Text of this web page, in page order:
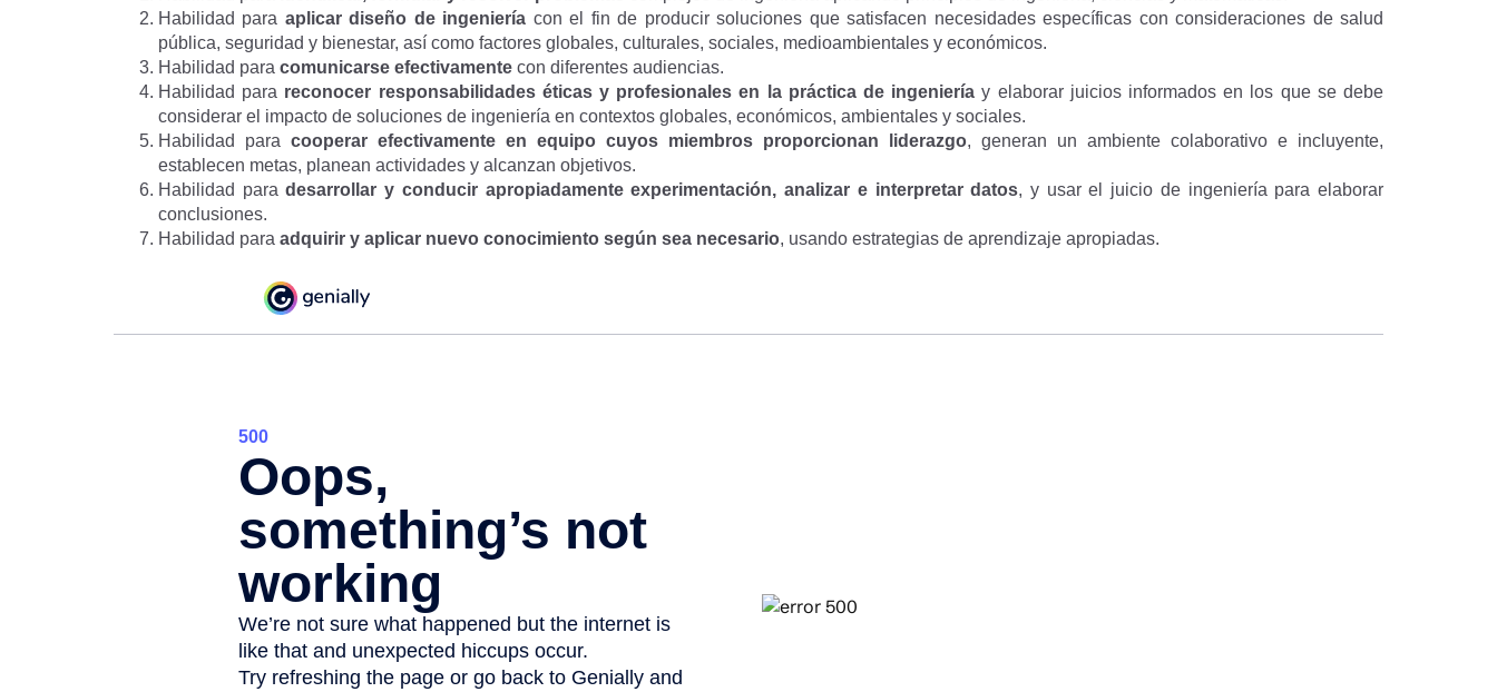
Habilidad para aplicar diseño de ingeniería con el fin de producir soluciones que satisfacen necesidades específicas con consideraciones de salud
pública, seguridad y bienestar, así como factores globales, culturales, sociales, medioambientales y económicos.
Habilidad para comunicarse efectivamente con diferentes audiencias.
Habilidad para reconocer responsabilidades éticas y profesionales en la práctica de ingeniería y elaborar juicios informados en los que se debe
considerar el impacto de soluciones de ingeniería en contextos globales, económicos, ambientales y sociales.
Habilidad para cooperar efectivamente en equipo cuyos miembros proporcionan liderazgo, generan un ambiente colaborativo e incluyente,
establecen metas, planean actividades y alcanzan objetivos.
Habilidad paradesarrollar y conducir apropiadamente experimentación, analizar e interpretar datos, y usar el juicio de ingeniería para elaborar
conclusiones.
Habilidad para adquirir y aplicar nuevo conocimiento según sea necesario, usando estrategias de aprendizaje apropiadas.